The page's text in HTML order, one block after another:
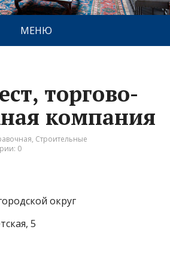
МЕНЮ
торгово-
компания
, Строительные
0
округ
5